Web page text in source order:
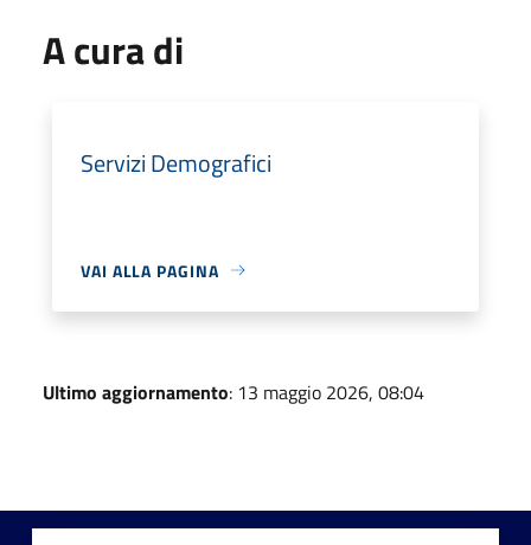
A cura di
Servizi Demografici
VAI ALLA PAGINA
Ultimo aggiornamento: 13 maggio 2026, 08:04